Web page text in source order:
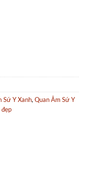
Sứ Y Xanh, Quan Âm Sứ Y